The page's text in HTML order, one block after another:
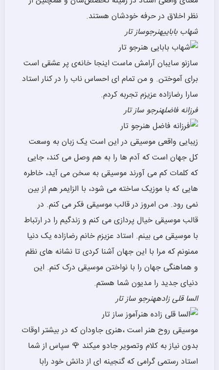
نظر اخلاق در حرفه خودشان هستند.
شهاب باباییهنرجوساز تار
سازنو سایبان آرامش ماست اینجا خانه‌ی پر عشقی است
برای آموختن. و من تمام ای احساس ناب را در کنار استاد
سارا رضازاده عزیزم تجربه کردم.
فرزانه فاضلهنرجو ساز تار
زیبایی واقعی موسیقی در این است یک زبان به وسعت
کل جهان است که آدم ها را به هم وصل می کند، جایی
که کلمات کم می آورند موسیقی به سخن می آید، خاطره
هایی که با موزیک ساخته می شود، با الزایمر هم از بین
نمی رود. من امروز در قالب موسیقی فکر می کنم. در
قالب موسیقی خیال پردازی می کنم و زندگیم را در ارتباط
با موسیقی می بینم. استاد عزیزم خانم رضازاده یک دنیا
ممنونم که مرا با این جهان آشنا کردی تا نشانه های نظم
و هماهنگی جهان را با نواختن موسیقی درک کنم. این
دنیای جدید را مدیون شما هستم.
السا قلی زادههنرجو ساز تار
موسیقی روح هنر است ،هنری جاودان که در بیشتر اوقات
بدون نیاز به کلام وتصویر جادو میکند 🌹 سپاس از شما
استاد رستمی گرامی که گنجینه ای از دانش خود رابا